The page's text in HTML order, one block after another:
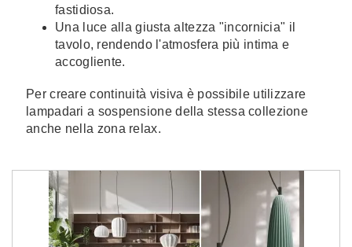
fastidiosa.
Una luce alla giusta altezza "incornicia" il
tavolo, rendendo l'atmosfera più intima e
accogliente.
Per creare continuità visiva è possibile utilizzare
lampadari a sospensione della stessa collezione
anche nella zona relax.